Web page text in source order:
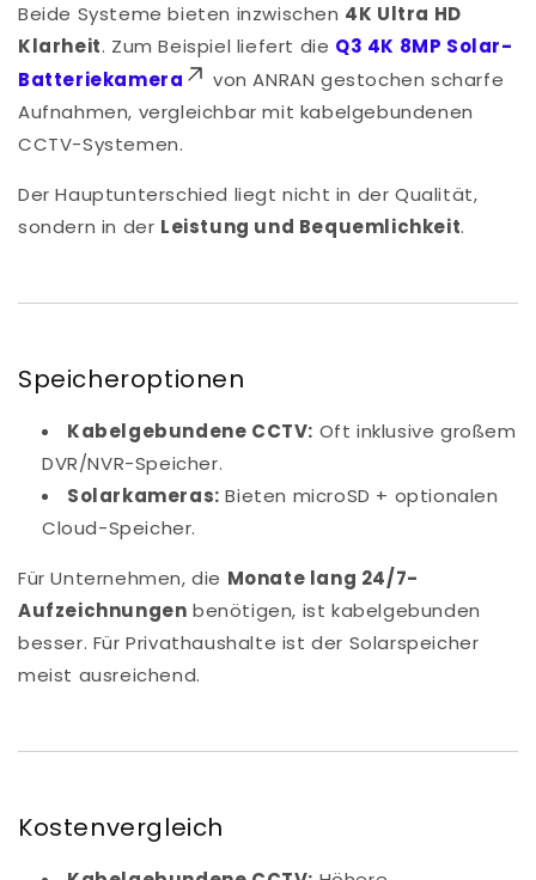
Beide Systeme bieten inzwischen 4K Ultra HD
Klarheit. Zum Beispiel liefert die Q3 4K 8MP Solar-
Batteriekamera
von ANRAN gestochen scharfe
Aufnahmen, vergleichbar mit kabelgebundenen
CCTV-Systemen.
Der Hauptunterschied liegt nicht in der Qualität,
sondern in der Leistung und Bequemlichkeit.
Speicheroptionen
Kabelgebundene CCTV: Oft inklusive großem
DVR/NVR-Speicher.
Solarkameras: Bieten microSD + optionalen
Cloud-Speicher.
Für Unternehmen, die Monate lang 24/7-
Aufzeichnungen benötigen, ist kabelgebunden
besser. Für Privathaushalte ist der Solarspeicher
meist ausreichend.
Kostenvergleich